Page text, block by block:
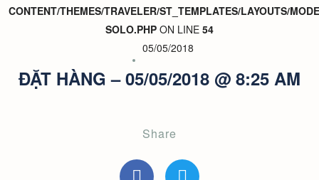
CONTENT/THEMES/TRAVELER/ST_TEMPLATES/LAYOUTS/
SOLO.PHP ON LINE 54
05/05/2018
ĐẶT HÀNG – 05/05/2018 @ 8:25 AM
Share